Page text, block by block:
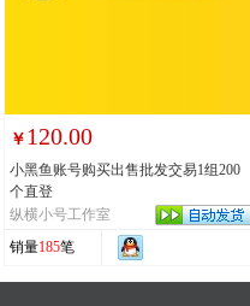
￥ 120.00
小黑鱼账号购买出售批发交易1组200
个直登
纵横小号工作室
销量185笔